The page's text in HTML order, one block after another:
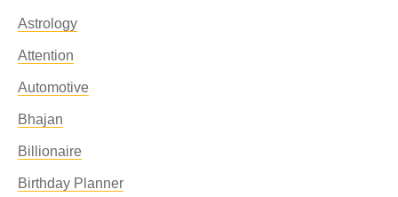
Astrology
Attention
Automotive
Bhajan
Billionaire
Birthday Planner